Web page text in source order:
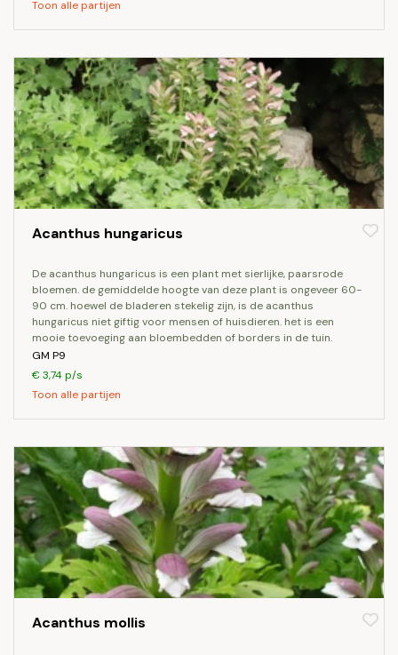
Toon alle partijen
Acanthus hungaricus
de acanthus hungaricus is een plant met sierlijke, paarsrode
bloemen. de gemiddelde hoogte van deze plant is ongeveer 60-
90 cm. hoewel de bladeren stekelig zijn, is de acanthus
hungaricus niet giftig voor mensen of huisdieren. het is een
mooie toevoeging aan bloembedden of borders in de tuin.
GM P9
€ 3,74 p/s
Toon alle partijen
Acanthus mollis